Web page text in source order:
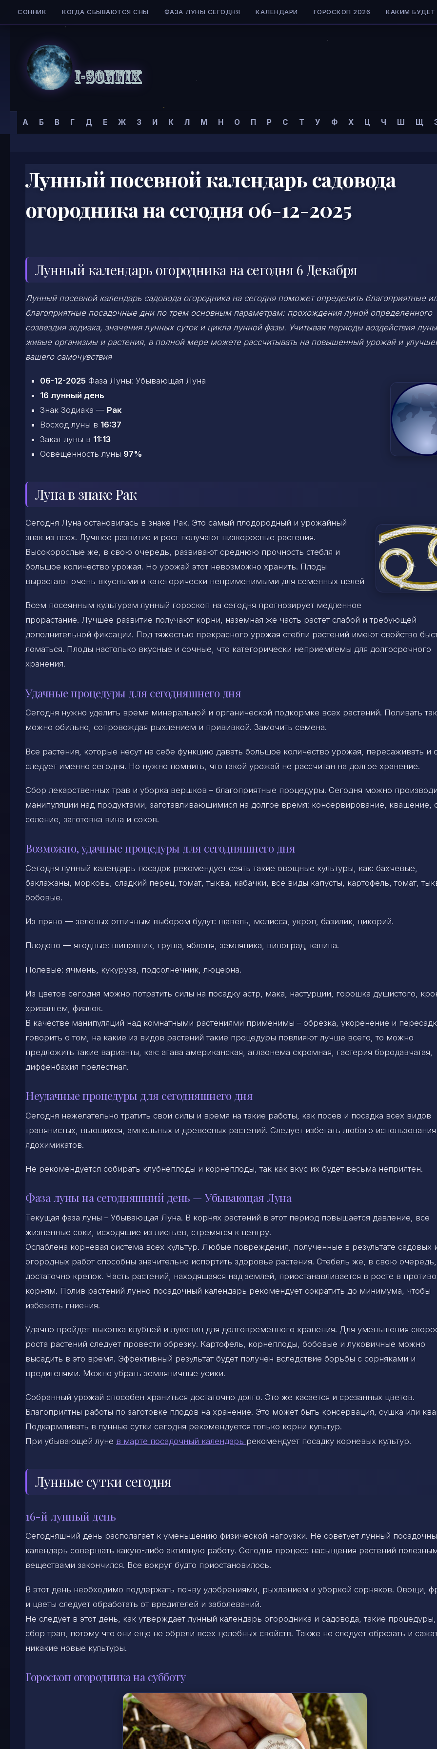
Skip to content
СОННИК КОГДА СБЫВАЮТСЯ СНЫ ФАЗА ЛУНЫ СЕГОДНЯ КАЛЕНДАРИ ГОРОСКОП 2026 КАКИМ БУДЕТ
Сонник
I-
А Б В Г Д Е Ж З И К Л М Н О П Р С Т У Ф Х Ц Ч Ш Щ
Главная страница
Лунный посевной календарь садовода
огородника на сегодня 06-12-2025
Лунный календарь огородника на сегодня 6 Декабря
Лунный посевной календарь садовода огородника на сегодня поможет определить благоприятные
благоприятные посадочные дни по трем основным параметрам: прохождения луной определенного
созвездия зодиака, значения лунных суток и цикла лунной фазы. Учитывая периоды воздействия
живые организмы и растения, в полной мере можете рассчитывать на повышенный урожай и
вашего самочувствия
06-12-2025 Фаза Луны: Убывающая Луна
16 лунный день
Знак Зодиака — Рак
Восход луны в 16:37
Закат луны в 11:13
Освещенность луны 97%
Луна в знаке Рак
Сегодня Луна остановилась в знаке Рак. Это самый плодородный и урожайный
знак из всех. Лучшее развитие и рост получают низкорослые растения.
Высокорослые же, в свою очередь, развивают среднюю прочность стебля и
большое количество урожая. Но урожай этот невозможно хранить. Плоды
вырастают очень вкусными и категорически неприменимыми для семенных целей
Всем посеянным культурам лунный гороскоп на сегодня прогнозирует медленное
прорастание. Лучшее развитие получают корни, наземная же часть растет слабой и требующей
дополнительной фиксации. Под тяжестью прекрасного урожая стебли растений имеют свойство
ломаться. Плоды настолько вкусные и сочные, что категорически неприемлемы для долгосрочного
хранения.
Удачные процедуры для сегодняшнего дня
Сегодня нужно уделить время минеральной и органической подкормке всех растений. Поливать
можно обильно, сопровождая рыхлением и прививкой. Замочить семена.
Все растения, которые несут на себе функцию давать большое количество урожая, пересаживать и
следует именно сегодня. Но нужно помнить, что такой урожай не рассчитан на долгое хранение.
Сбор лекарственных трав и уборка вершков – благоприятные процедуры. Сегодня можно
манипуляции над продуктами, заготавливающимися на долгое время: консервирование, квашение,
соление, заготовка вина и соков.
Возможно, удачные процедуры для сегодняшнего дня
Сегодня лунный календарь посадок рекомендует сеять такие овощные культуры, как: бахчевые,
баклажаны, морковь, сладкий перец, томат, тыква, кабачки, все виды капусты, картофель, томат,
бобовые.
Из пряно — зеленых отличным выбором будут: щавель, мелисса, укроп, базилик, цикорий.
Плодово — ягодные: шиповник, груша, яблоня, земляника, виноград, калина.
Полевые: ячмень, кукуруза, подсолнечник, люцерна.
Из цветов сегодня можно потратить силы на посадку астр, мака, настурции, горошка душистого,
хризантем, фиалок.
В качестве манипуляций над комнатными растениями применимы – обрезка, укоренение и
говорить о том, на какие из видов растений такие процедуры повлияют лучше всего, то можно
предложить такие варианты, как: агава американская, аглаонема скромная, гастерия бородавчатая,
диффенбахия прелестная.
Неудачные процедуры для сегодняшнего дня
Сегодня нежелательно тратить свои силы и время на такие работы, как посев и посадка всех видов
травянистых, вьющихся, ампельных и древесных растений. Следует избегать любого использования
ядохимикатов.
Не рекомендуется собирать клубнеплоды и корнеплоды, так как вкус их будет весьма неприятен.
Фаза луны на сегодняшний день — Убывающая Луна
Текущая фаза луны – Убывающая Луна. В корнях растений в этот период повышается давление, все
жизненные соки, исходящие из листьев, стремятся к центру.
Ослаблена корневая система всех культур. Любые повреждения, полученные в результате садовых
огородных работ способны значительно испортить здоровье растения. Стебель же, в свою очередь,
достаточно крепок. Часть растений, находящаяся над землей, приостанавливается в росте в
корням. Полив растений лунно посадочный календарь рекомендует сократить до минимума, чтобы
избежать гниения.
Удачно пройдет выкопка клубней и луковиц для долговременного хранения. Для уменьшения
роста растений следует провести обрезку. Картофель, корнеплоды, бобовые и луковичные можно
высадить в это время. Эффективный результат будет получен вследствие борьбы с сорняками и
вредителями. Можно убрать земляничные усики.
Собранный урожай способен храниться достаточно долго. Это же касается и срезанных цветов.
Благоприятны работы по заготовке плодов на хранение. Это может быть консервация, сушка или
Подкармливать в лунные сутки сегодня рекомендуется только корни культур.
При убывающей луне в марте посадочный календарь рекомендует посадку корневых культур.
Лунные сутки сегодня
16-й лунный день
Сегодняшний день располагает к уменьшению физической нагрузки. Не советует лунный
календарь совершать какую-либо активную работу. Сегодня процесс насыщения растений
веществами закончился. Все вокруг будто приостановилось.
В этот день необходимо поддержать почву удобрениями, рыхлением и уборкой сорняков. Овощи,
и цветы следует обработать от вредителей и заболеваний.
Не следует в этот день, как утверждает лунный календарь огородника и садовода, такие
сбор трав, потому что они еще не обрели всех целебных свойств. Также не следует обрезать и
никакие новые культуры.
Гороскоп огородника на субботу